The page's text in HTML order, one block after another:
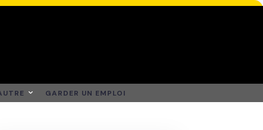
GARDER UN EMPLOI